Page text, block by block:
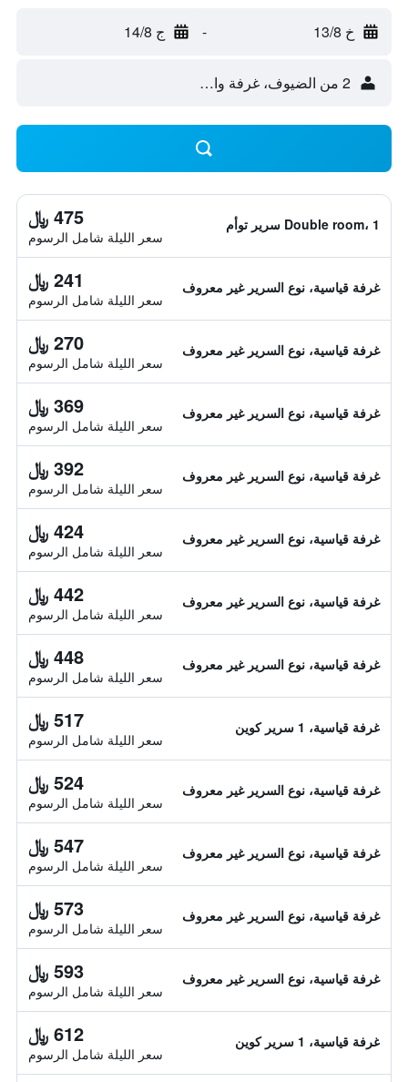
خ 13/8 - ج 14/8
2 من الضيوف، غرفة واحدة
Double room، 1 سرير توأم 475 ﷼
سعر الليلة شامل الرسوم
غرفة قياسية، نوع السرير غير معروف 241 ﷼
سعر الليلة شامل الرسوم
غرفة قياسية، نوع السرير غير معروف 270 ﷼
سعر الليلة شامل الرسوم
غرفة قياسية، نوع السرير غير معروف 369 ﷼
سعر الليلة شامل الرسوم
غرفة قياسية، نوع السرير غير معروف 392 ﷼
سعر الليلة شامل الرسوم
غرفة قياسية، نوع السرير غير معروف 424 ﷼
سعر الليلة شامل الرسوم
غرفة قياسية، نوع السرير غير معروف 442 ﷼
سعر الليلة شامل الرسوم
غرفة قياسية، نوع السرير غير معروف 448 ﷼
سعر الليلة شامل الرسوم
غرفة قياسية، 1 سرير كوين 517 ﷼
سعر الليلة شامل الرسوم
غرفة قياسية، نوع السرير غير معروف 524 ﷼
سعر الليلة شامل الرسوم
غرفة قياسية، نوع السرير غير معروف 547 ﷼
سعر الليلة شامل الرسوم
غرفة قياسية، نوع السرير غير معروف 573 ﷼
سعر الليلة شامل الرسوم
غرفة قياسية، نوع السرير غير معروف 593 ﷼
سعر الليلة شامل الرسوم
غرفة قياسية، 1 سرير كوين 612 ﷼
سعر الليلة شامل الرسوم